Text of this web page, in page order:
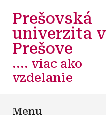
Prešovská
univerzita v
Prešove
.... viac ako
vzdelanie
Menu